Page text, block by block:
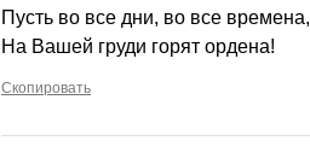
Пусть во все дни, во все времена,
На Вашей груди горят ордена!
Скопировать